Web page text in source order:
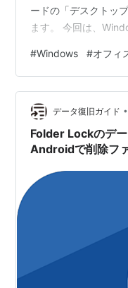
ードの「デスクトッ
ます。 今回は、
ストール先のフォル
源をダウンロードし
ドしたファイルを実
ます。 インストール
ルフォルダを変更す
#Windows #オフィ
データ復旧ガイド •
Folder Lockのデ
Androidで削除フ